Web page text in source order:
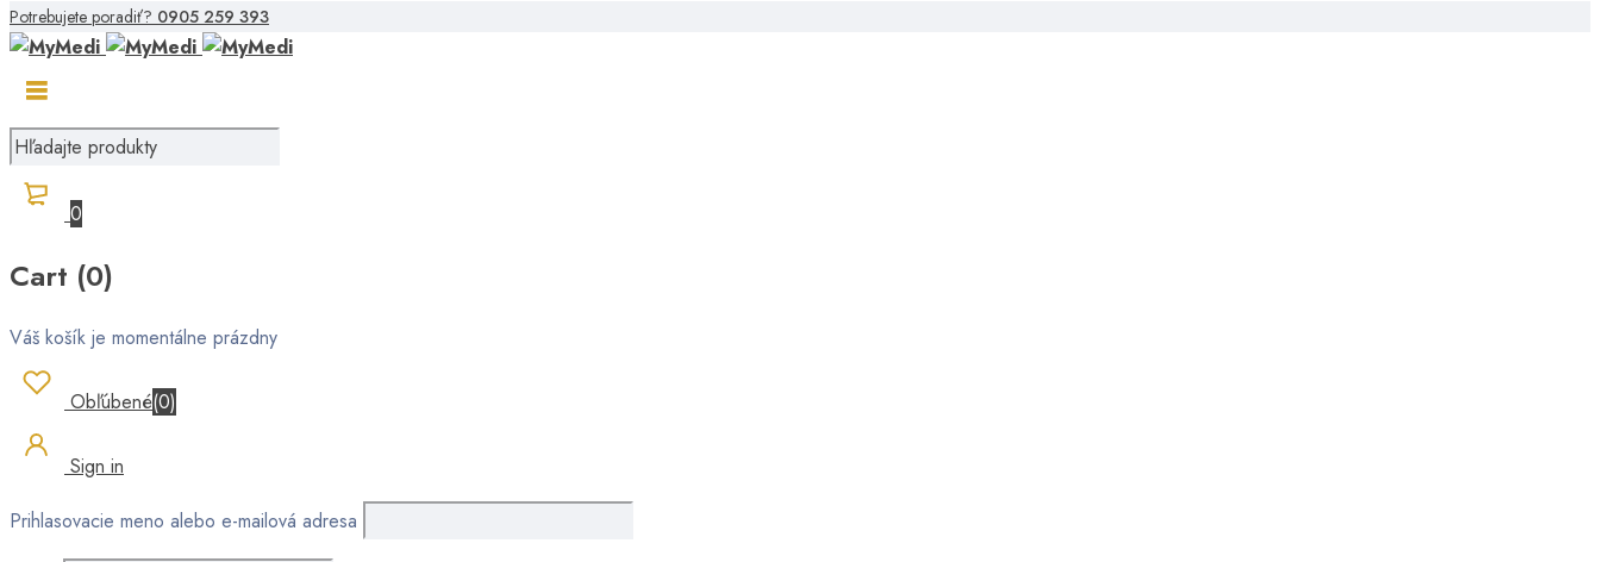
Potrebujete poradiť? 0905 259 393
0
Cart (0)
Váš košík je momentálne prázdny
Obľúbené(0)
Sign in
Prihlasovacie meno alebo e-mailová adresa